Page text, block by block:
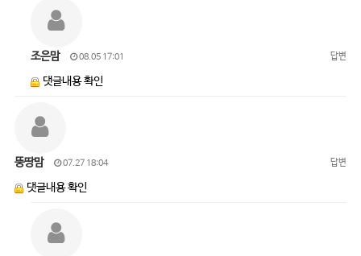
조은맘 08.05 17:01 답변
댓글내용 확인
뚱땅맘 07.27 18:04 답변
댓글내용 확인